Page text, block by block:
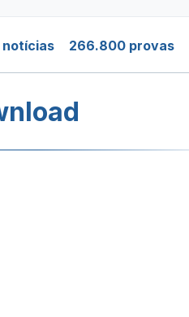
notícias 266.800 provas